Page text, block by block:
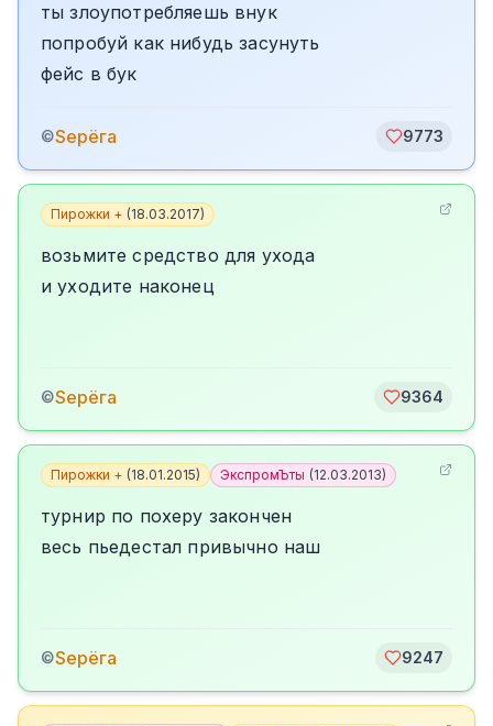
ты злоупотребляешь внук
попробуй как нибудь засунуть
фейс в бук
©Sерёга 9773
Пирожки + (18.03.2017)
возьмите средство для ухода
и уходите наконец
©Sерёга 9364
Пирожки + (18.01.2015) ЭкспромЪты (12.03.2013)
турнир по похеру закончен
весь пьедестал привычно наш
©Sерёга 9247